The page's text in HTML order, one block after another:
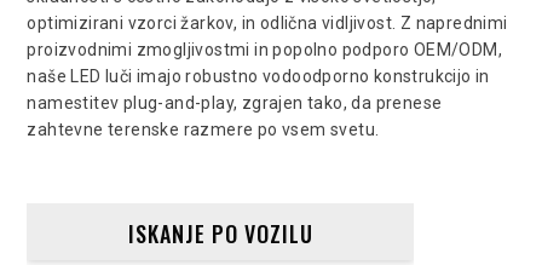
optimizirani vzorci žarkov, in odlična vidljivost. Z naprednimi
proizvodnimi zmogljivostmi in popolno podporo OEM/ODM,
naše LED luči imajo robustno vodoodporno konstrukcijo in
namestitev plug-and-play, zgrajen tako, da prenese
zahtevne terenske razmere po vsem svetu.
ISKANJE PO VOZILU